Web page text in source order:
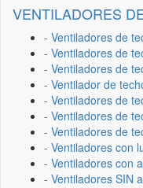
VENTILADORES
- Ventiladores de
- Ventiladores de
- Ventiladores de
- Ventilador de
- Ventiladores de
- Ventiladores de
- Ventiladores de
- Ventiladores con
- Ventiladores con
- Ventiladores SIN